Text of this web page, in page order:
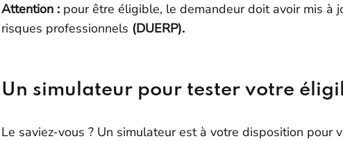
Attention : pour être éligible, le demandeur doit avoir mis à
risques professionnels (DUERP).
Un simulateur pour tester votre
Le saviez-vous ? Un simulateur est à votre disposition pour